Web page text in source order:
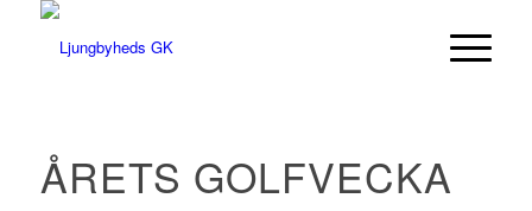
ÅRETS GOLFVECKA